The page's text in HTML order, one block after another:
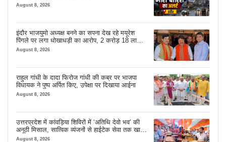
August 8, 2026
इंदौर भाजयुमो अध्यक्ष बनने का सपना देख रहे मयूरेश
पिंगले पर लगा धोखाधड़ी का आरोप, 2 करोड़ 18 लाख
लेने के बाद भी नहीं दिया जमीन का कब्जा
August 8, 2026
राहुल गांधी के दादा फिरोज गांधी की कब्र पर भाजपा
विधायक ने पुष्प अर्पित किए, उपेक्षा पर दिखाया आईना
August 8, 2026
उत्तरप्रदेश में कांवड़िया शिविरों में ‘अतिथि देवो भव’ की
अनूठी मिसाल, सात्विक व्यंजनों से हाईटेक सेवा तक खास
इंतजाम
August 8, 2026